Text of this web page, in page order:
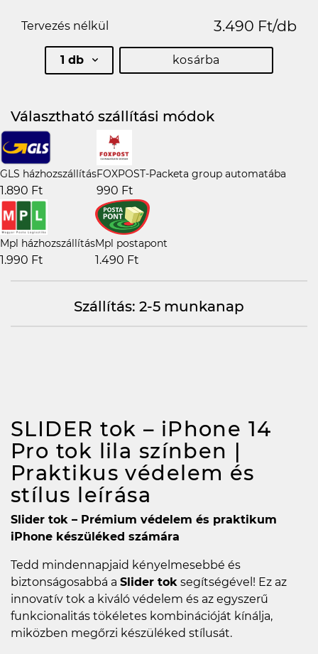
Tervezés nélkül 3.490 Ft/db
1 db kosárba
Választható szállítási módok
GLS házhozszállítás
1.890 Ft
FOXPOST-Packeta group automatába
990 Ft
Mpl házhozszállítás
1.990 Ft
Mpl postapont
1.490 Ft
Szállítás: 2-5 munkanap
SLIDER tok – iPhone 14
Pro tok lila színben |
Praktikus védelem és
stílus leírása
Slider tok – Prémium védelem és praktikum
iPhone készüléked számára
Tedd mindennapjaid kényelmesebbé és
biztonságosabbá a Slider tok segítségével! Ez az
innovatív tok a kiváló védelem és az egyszerű
funkcionalitás tökéletes kombinációját kínálja,
miközben megőrzi készüléked stílusát.